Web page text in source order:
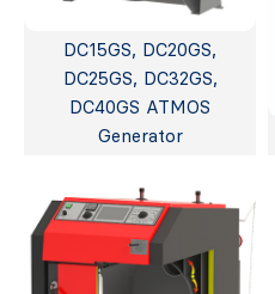
DC15GS, DC20GS,
DC25GS, DC32GS,
DC40GS ATMOS
Generator